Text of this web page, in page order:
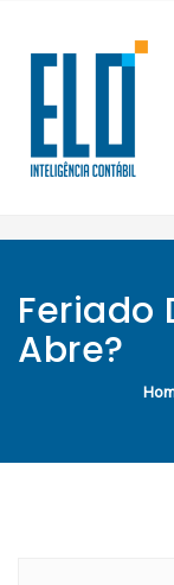
content
Feriado
Abre?